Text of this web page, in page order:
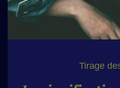
Tirage